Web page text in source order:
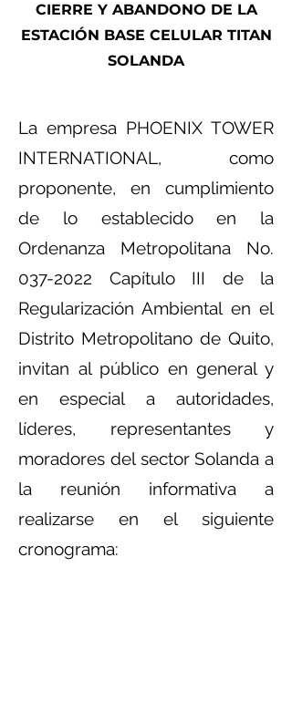
CIERRE Y ABANDONO DE LA
ESTACIÓN BASE CELULAR TITAN
SOLANDA
La empresa PHOENIX TOWER
INTERNATIONAL, como
proponente, en cumplimiento
de lo establecido en la
Ordenanza Metropolitana No.
037-2022 Capítulo III de la
Regularización Ambiental en el
Distrito Metropolitano de Quito,
invitan al público en general y
en especial a autoridades,
líderes, representantes y
moradores del sector Solanda a
la reunión informativa a
realizarse en el siguiente
cronograma: